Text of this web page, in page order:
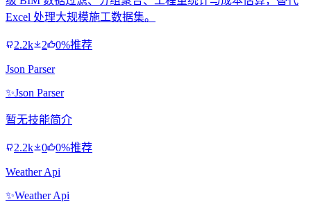
Excel 处理大规模施工数据集。
2.2k 2 0%推荐
Json Parser
✨Json Parser
暂无技能简介
2.2k 0 0%推荐
Weather Api
✨Weather Api